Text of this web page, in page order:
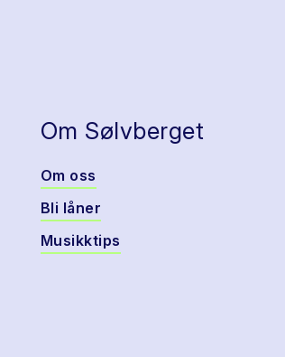
Om Sølvberget
Om oss
Bli låner
Musikktips